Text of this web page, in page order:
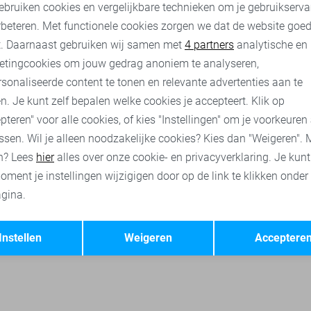
State of Art korte broeken State of Art
cookies Marketing cookies
Terug Opslaan
cookies en vergelijkbare technieken om je
Met functionele cookies zorgen we dat de website goed
Daarnaast gebruiken wij samen met 4 partners analytische en
om jouw gedrag anoniem te analyseren,
content te tonen en relevante advertenties aan te
Je kunt zelf bepalen welke cookies je accepteert. Klik op
voor alle cookies, of kies "Instellingen" om je voorkeuren
Wil je alleen noodzakelijke cookies? Kies dan "Weigeren".
Lees hieralles over onze cookie- en privacyverklaring. Je
je instellingen wijzigigen door op de link te klikken onder
Weigeren